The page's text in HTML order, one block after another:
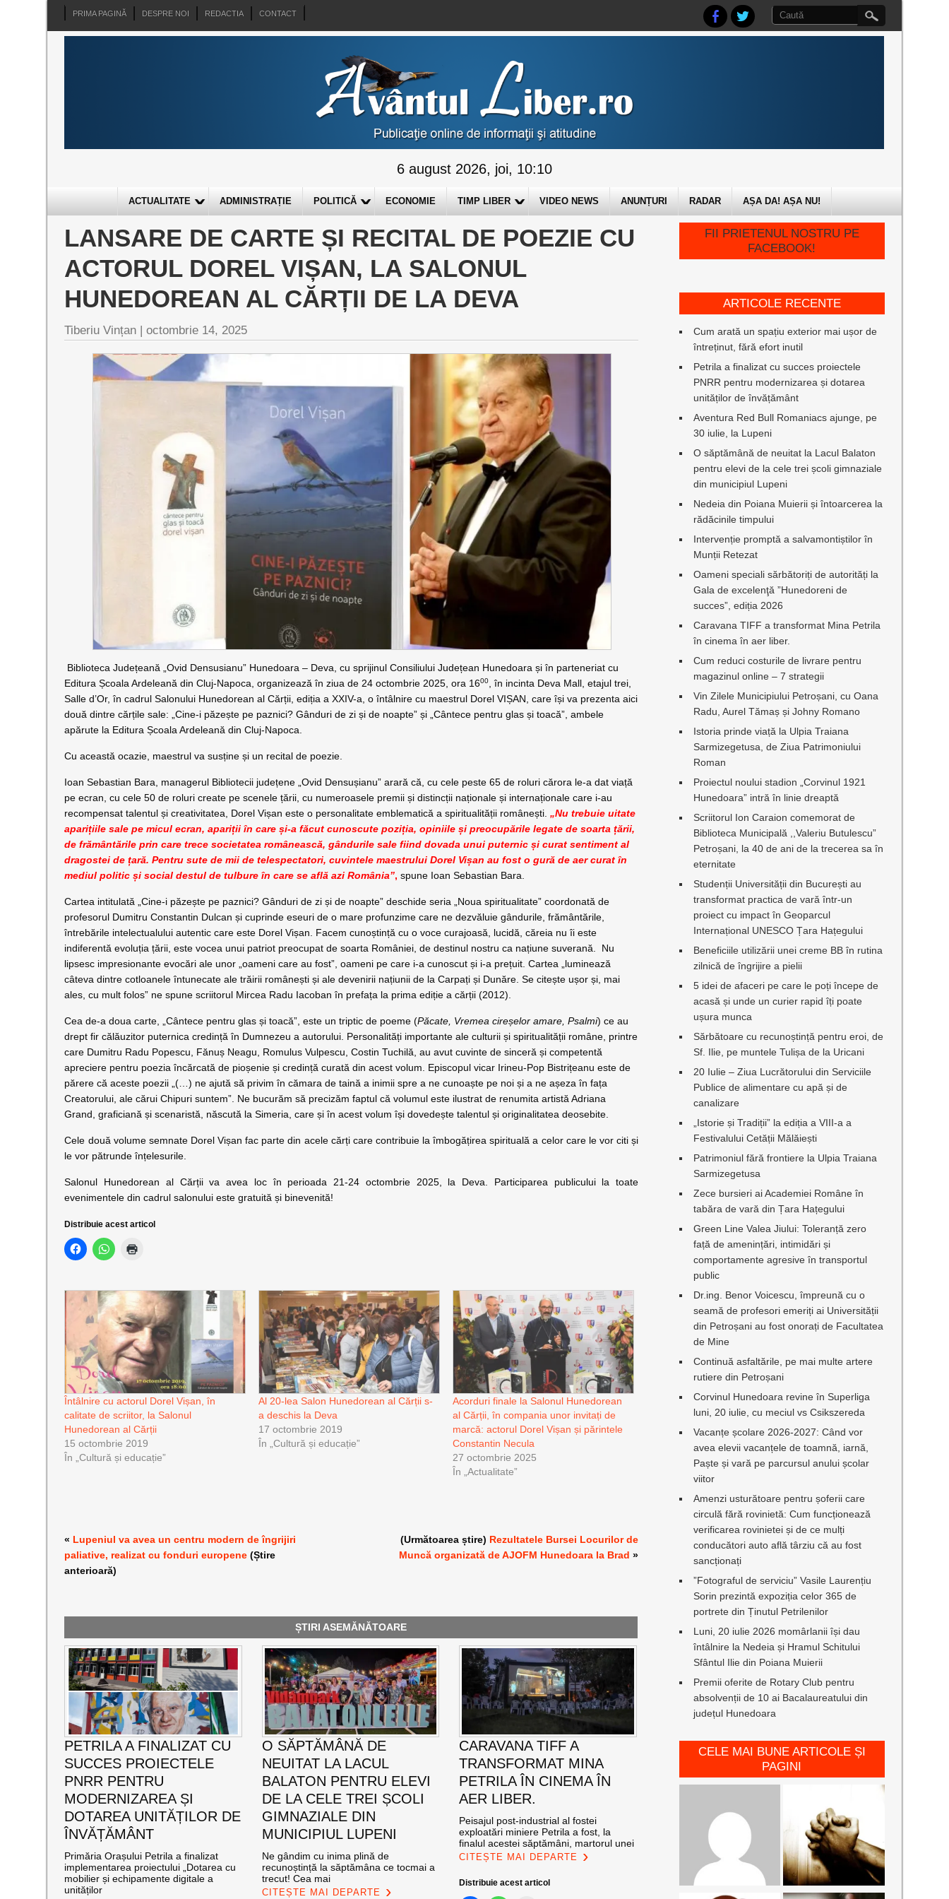
PRIMA PAGINĂ DESPRE NOI REDACTIA CONTACT
6 august 2026, joi, 10:10
ACTUALITATE ADMINISTRAȚIE POLITICĂ ECONOMIE TIMP LIBER VIDEO NEWS ANUNȚURI RADAR AȘA DA! AȘA NU!
LANSARE DE CARTE ȘI RECITAL DE POEZIE CU
ACTORUL DOREL VIȘAN, LA SALONUL
HUNEDOREAN AL CĂRȚII DE LA DEVA
Tiberiu Vințan |octombrie 14, 2025
Biblioteca Județeană „Ovid Densusianu” Hunedoara – Deva, cu sprijinul Consiliului Județean Hunedoara și în parteneriat cu
Editura Școala Ardeleană din Cluj-Napoca, organizează în ziua de 24 octombrie 2025, ora 1600
, în incinta Deva Mall, etajul trei,
Salle d’Or, în cadrul Salonului Hunedorean al Cărții, ediția a XXIV-a, o întâlnire cu maestrul Dorel VIȘAN, care își va prezenta aici
două dintre cărțile sale: „Cine-i păzește pe paznici? Gânduri de zi și de noapte” și „Cântece pentru glas și toacă”, ambele
apărute la Editura Școala Ardeleană din Cluj-Napoca.
Cu această ocazie, maestrul va susține și un recital de poezie.
Ioan Sebastian Bara, managerul Bibliotecii județene „Ovid Densușianu” arară că, cu cele peste 65 de roluri cărora le-a dat viață
pe ecran, cu cele 50 de roluri create pe scenele țării, cu numeroasele premii și distincții naționale și internaționale care i-au
recompensat talentul și creativitatea, Dorel Vișan este o personalitate emblematică a spiritualității românești.„Nu trebuie uitate
aparițiile sale pe micul ecran, apariții în care și-a făcut cunoscute poziția, opiniile și preocupările legate de soarta țării,
de frământările prin care trece societatea românească, gândurile sale fiind dovada unui puternic și curat sentiment al
dragostei de țară. Pentru sute de mii de telespectatori, cuvintele maestrului Dorel Vișan au fost o gură de aer curat în
mediul politic și social destul de tulbure în care se află azi România”, spune Ioan Sebastian Bara.
Cartea intitulată „Cine-i păzește pe paznici? Gânduri de zi și de noapte” deschide seria „Noua spiritualitate” coordonată de
profesorul Dumitru Constantin Dulcan și cuprinde eseuri de o mare profunzime care ne dezvăluie gândurile, frământările,
întrebările intelectualului autentic care este Dorel Vișan. Facem cunoștință cu o voce curajoasă, lucidă, căreia nu îi este
indiferentă evoluția țării, este vocea unui patriot preocupat de soarta României, de destinul nostru ca națiune suverană. Nu
lipsesc impresionante evocări ale unor „oameni care au fost”, oameni pe care i-a cunoscut și i-a prețuit. Cartea „luminează
câteva dintre cotloanele întunecate ale trăirii românești și ale devenirii națiunii de la Carpați și Dunăre. Se citește ușor și, mai
ales, cu mult folos” ne spune scriitorul Mircea Radu Iacoban în prefața la prima ediție a cărții (2012).
Cea de-a doua carte, „Cântece pentru glas și toacă”, este un triptic de poeme (Păcate, Vremea cireșelor amare, Psalmi) ce au
drept fir călăuzitor puternica credință în Dumnezeu a autorului. Personalități importante ale culturii și spiritualității române, printre
care Dumitru Radu Popescu, Fănuș Neagu, Romulus Vulpescu, Costin Tuchilă, au avut cuvinte de sinceră și competentă
apreciere pentru poezia încărcată de pioșenie și credință curată din acest volum. Episcopul vicar Irineu-Pop Bistrițeanu este de
părere că aceste poezii „(…) ne ajută să privim în cămara de taină a inimii spre a ne cunoaște pe noi și a ne așeza în fața
Creatorului, ale cărui Chipuri suntem”. Ne bucurăm să precizăm faptul că volumul este ilustrat de renumita artistă Adriana
Grand, graficiană și scenaristă, născută la Simeria, care și în acest volum își dovedește talentul și originalitatea deosebite.
Cele două volume semnate Dorel Vișan fac parte din acele cărți care contribuie la îmbogățirea spirituală a celor care le vor citi și
le vor pătrunde înțelesurile.
Salonul Hunedorean al Cărții va avea loc în perioada 21-24 octombrie 2025, la Deva. Participarea publicului la toate
evenimentele din cadrul salonului este gratuită și binevenită!
Distribuie acest articol
Întâlnire cu actorul Dorel Vișan, în
calitate de scriitor, la Salonul
Hunedorean al Cărții
15 octombrie 2019
În „Cultură și educație”
Al 20-lea Salon Hunedorean al Cărții s-
a deschis la Deva
17 octombrie 2019
În „Cultură și educație”
Acorduri finale la Salonul Hunedorean
al Cărții, în compania unor invitați de
marcă: actorul Dorel Vișan și părintele
Constantin Necula
27 octombrie 2025
În „Actualitate”
« Lupeniul va avea un centru modern de îngrijiri
paliative, realizat cu fonduri europene (Știre
anterioară)
(Următoarea știre) Rezultatele Bursei Locurilor de
Muncă organizată de AJOFM Hunedoara la Brad »
ȘTIRI ASEMĂNĂTOARE
PETRILA A FINALIZAT CU
SUCCES PROIECTELE
PNRR PENTRU
MODERNIZAREA ȘI
DOTAREA UNITĂȚILOR DE
ÎNVĂȚĂMÂNT
Primăria Orașului Petrila a finalizat
implementarea proiectului „Dotarea cu
mobilier și echipamente digitale a
unităților
O SĂPTĂMÂNĂ DE
NEUITAT LA LACUL
BALATON PENTRU ELEVI
DE LA CELE TREI ȘCOLI
GIMNAZIALE DIN
MUNICIPIUL LUPENI
Ne gândim cu inima plină de
recunoștință la săptămâna ce tocmai a
trecut! Cea mai
CITEȘTE MAI DEPARTE
CARAVANA TIFF A
TRANSFORMAT MINA
PETRILA ÎN CINEMA ÎN
AER LIBER.
Peisajul post-industrial al fostei
exploatări miniere Petrila a fost, la
finalul acestei săptămâni, martorul unei
CITEȘTE MAI DEPARTE
Distribuie acest articol
FII PRIETENUL NOSTRU PE
FACEBOOK!
ARTICOLE RECENTE
Cum arată un spațiu exterior mai ușor de
întreținut, fără efort inutil
Petrila a finalizat cu succes proiectele
PNRR pentru modernizarea și dotarea
unităților de învățământ
Aventura Red Bull Romaniacs ajunge, pe
30 iulie, la Lupeni
O săptămână de neuitat la Lacul Balaton
pentru elevi de la cele trei școli gimnaziale
din municipiul Lupeni
Nedeia din Poiana Muierii și întoarcerea la
rădăcinile timpului
Intervenție promptă a salvamontiștilor în
Munții Retezat
Oameni speciali sărbătoriți de autorități la
Gala de excelenţă ”Hunedoreni de
succes”, ediția 2026
Caravana TIFF a transformat Mina Petrila
în cinema în aer liber.
Cum reduci costurile de livrare pentru
magazinul online – 7 strategii
Vin Zilele Municipiului Petroșani, cu Oana
Radu, Aurel Tămaș și Johny Romano
Istoria prinde viață la Ulpia Traiana
Sarmizegetusa, de Ziua Patrimoniului
Roman
Proiectul noului stadion „Corvinul 1921
Hunedoara” intră în linie dreaptă
Scriitorul Ion Caraion comemorat de
Biblioteca Municipală ,,Valeriu Butulescu”
Petroșani, la 40 de ani de la trecerea sa în
eternitate
Studenții Universității din București au
transformat practica de vară într-un
proiect cu impact în Geoparcul
Internațional UNESCO Țara Hațegului
Beneficiile utilizării unei creme BB în rutina
zilnică de îngrijire a pielii
5 idei de afaceri pe care le poți începe de
acasă și unde un curier rapid îți poate
ușura munca
Sărbătoare cu recunoștință pentru eroi, de
Sf. Ilie, pe muntele Tulișa de la Uricani
20 Iulie – Ziua Lucrătorului din Serviciile
Publice de alimentare cu apă și de
canalizare
„Istorie și Tradiții” la ediția a VIII-a a
Festivalului Cetății Mălăiești
Patrimoniul fără frontiere la Ulpia Traiana
Sarmizegetusa
Zece bursieri ai Academiei Române în
tabăra de vară din Țara Hațegului
Green Line Valea Jiului: Toleranță zero
față de amenințări, intimidări și
comportamente agresive în transportul
public
Dr.ing. Benor Voicescu, împreună cu o
seamă de profesori emeriți ai Universității
din Petroșani au fost onorați de Facultatea
de Mine
Continuă asfaltările, pe mai multe artere
rutiere din Petroșani
Corvinul Hunedoara revine în Superliga
luni, 20 iulie, cu meciul vs Csikszereda
Vacanțe școlare 2026-2027: Când vor
avea elevii vacanțele de toamnă, iarnă,
Paște și vară pe parcursul anului școlar
viitor
Amenzi usturătoare pentru șoferii care
circulă fără rovinietă: Cum funcționează
verificarea rovinietei și de ce mulți
conducători auto află târziu că au fost
sancționați
”Fotograful de serviciu” Vasile Laurențiu
Sorin prezintă expoziția celor 365 de
portrete din Ținutul Petrilenilor
Luni, 20 iulie 2026 momârlanii își dau
întâlnire la Nedeia și Hramul Schitului
Sfântul Ilie din Poiana Muierii
Premii oferite de Rotary Club pentru
absolvenții de 10 ai Bacalaureatului din
județul Hunedoara
CELE MAI BUNE ARTICOLE ȘI
PAGINI